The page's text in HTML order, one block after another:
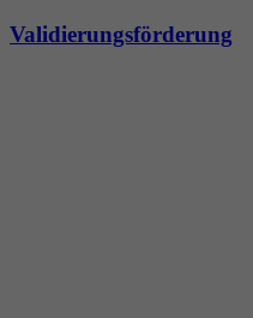
Validierungsförderung